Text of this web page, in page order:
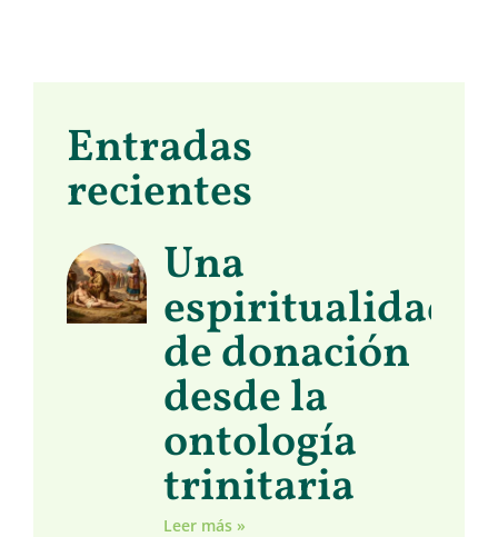
Entradas
recientes
Una
espiritualidad
de donación
desde la
ontología
trinitaria
Leer más »